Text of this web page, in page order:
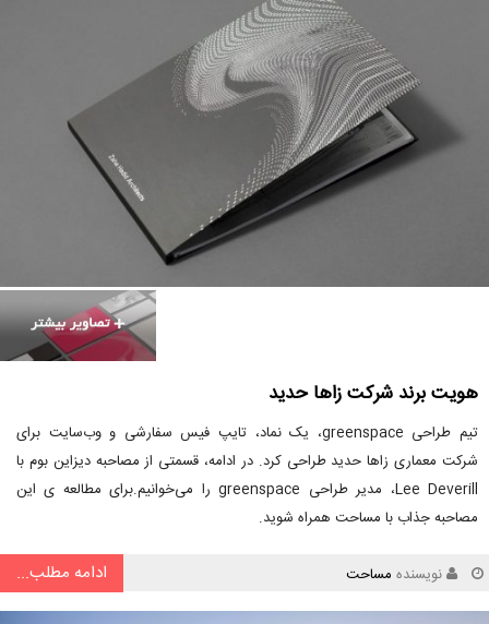
هویت برند شرکت زاها حدید
تیم طراحی greenspace، یک نماد، تایپ فیس سفارشی و وب‌سایت برای
شرکت معماری زاها حدید طراحی کرد. در ادامه، قسمتی از مصاحبه دیزاین بوم با
Lee Deverill، مدیر طراحی greenspace را می‌خوانیم.برای مطالعه ی این
مصاحبه جذاب با مساحت همراه شوید.
نویسنده مساحت ادامه مطلب...